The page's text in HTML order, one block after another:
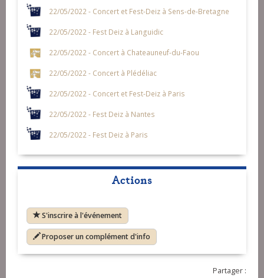
22/05/2022 - Concert et Fest-Deiz à Sens-de-Bretagne
22/05/2022 - Fest Deiz à Languidic
22/05/2022 - Concert à Chateauneuf-du-Faou
22/05/2022 - Concert à Plédéliac
22/05/2022 - Concert et Fest-Deiz à Paris
22/05/2022 - Fest Deiz à Nantes
22/05/2022 - Fest Deiz à Paris
Actions
S'inscrire à l'événement
Proposer un complément d'info
Partager :